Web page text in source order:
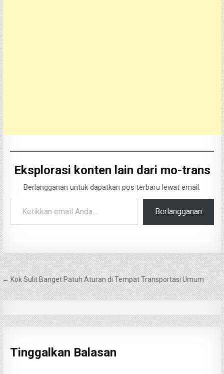
Eksplorasi konten lain dari mo-trans
Berlangganan untuk dapatkan pos terbaru lewat email.
Ketikkan email Anda...
Berlangganan
Navigasi
pos
← Kok Sulit Banget Patuh Aturan di Tempat Transportasi Umum
Tinggalkan Balasan